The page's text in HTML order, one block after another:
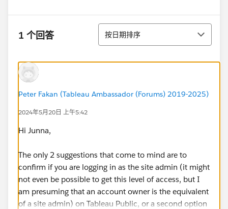
1 个回答 排序
按日期排序
Peter Fakan (Tableau Ambassador (Forums) 2019-2025)
2024年5月20日 上午5:42
Hi Junna,
The only 2 suggestions that come to mind are to
confirm if you are logging in as the site admin (it might
not even be possible to get this level of access, but I
am presuming that an account owner is the equivalent
of a site admin) on Tableau Public, or a second option